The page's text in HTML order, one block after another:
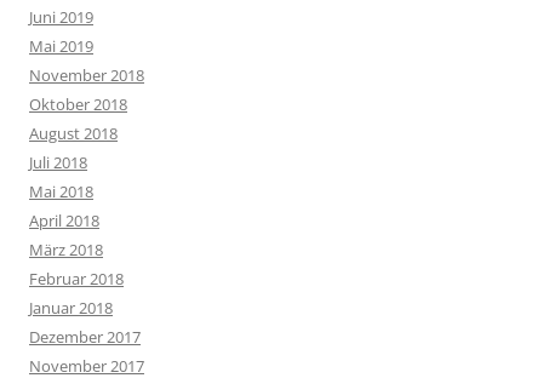
Juni 2019
Mai 2019
November 2018
Oktober 2018
August 2018
Juli 2018
Mai 2018
April 2018
März 2018
Februar 2018
Januar 2018
Dezember 2017
November 2017